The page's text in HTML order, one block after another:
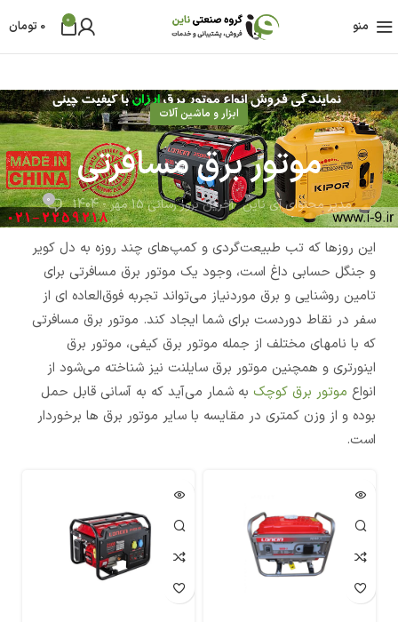
منو 0
0 تومان
ابزار و ماشین آلات
موتور برق مسافرتی
مدیر محتوای آی ناین آخرین بروز رسانی 15 مهر - 1404 0
این روزها که تب طبیعت‌گردی و کمپ‌های چند روزه به دل کویر
و جنگل حسابی داغ است، وجود یک موتور برق مسافرتی برای
تامین روشنایی و برق موردنیاز می‌تواند تجربه فوق‌العاده ای از
سفر در نقاط دوردست برای شما ایجاد کند. موتور برق مسافرتی
که با نامهای مختلف از جمله موتور برق کیفی، موتور برق
اینورتری و همچنین موتور برق سایلنت نیز شناخته می‌شود از
انواع موتور برق کوچک به شمار می‌آید که به آسانی قابل حمل
بوده و از وزن کمتری در مقایسه با سایر موتور برق ها برخوردار
است.